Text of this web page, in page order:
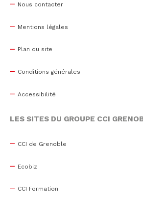
Nous contacter
Mentions légales
Plan du site
Conditions générales
Accessibilité
LES SITES DU GROUPE CCI
CCI de Grenoble
Ecobiz
CCI Formation